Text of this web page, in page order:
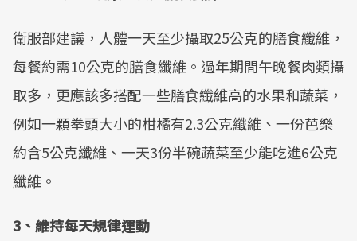
衛服部建議，人體一天至少攝取25公克的膳食纖維，
每餐約需10公克的膳食纖維。過年期間午晚餐肉類攝
取多，更應該多搭配一些膳食纖維高的水果和蔬菜，
例如一顆拳頭大小的柑橘有2.3公克纖維、一份芭樂
約含5公克纖維、一天3份半碗蔬菜至少能吃進6公克
纖維。
3、維持每天規律運動